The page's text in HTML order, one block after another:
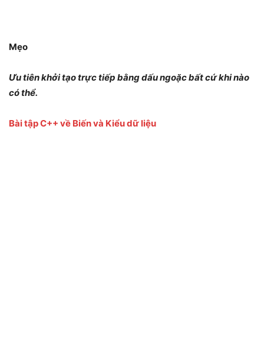
Mẹo
Ưu tiên khởi tạo trực tiếp bằng dấu ngoặc bất cứ khi nào
có thể.
Bài tập C++ về Biến và Kiểu dữ liệu